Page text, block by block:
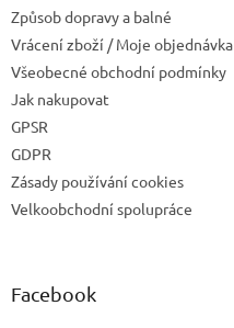
Způsob dopravy a balné
Vrácení zboží / Moje objednávka
Všeobecné obchodní podmínky
Jak nakupovat
GPSR
GDPR
Zásady používání cookies
Velkoobchodní spolupráce
Facebook